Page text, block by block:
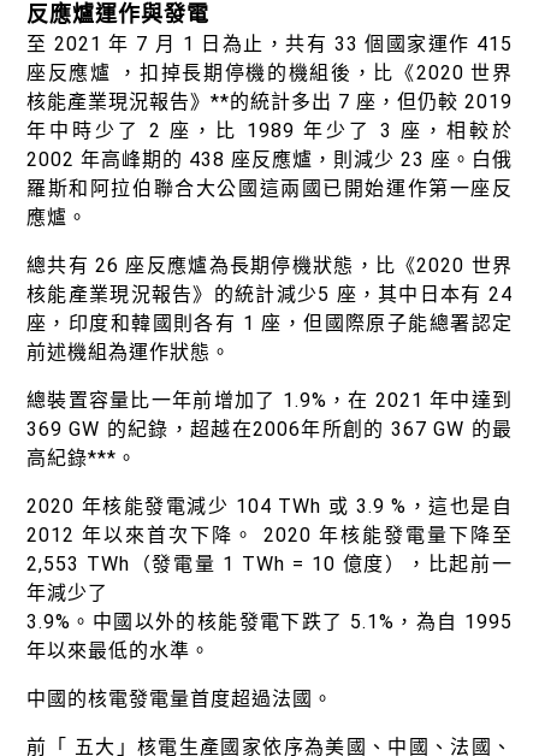
反應爐運作與發電
至 2021 年 7 月 1 日為止，共有 33 個國家運作 415
座反應爐 ，扣掉長期停機的機組後，比《2020 世界
核能產業現況報告》 **的統計多出 7 座，但仍較 2019
年中時少了 2 座，比 1989 年少了 3 座，相較於
2002 年高峰期的 438 座反應爐，則減少 23 座。白俄
羅斯和阿拉伯聯合大公國這兩國已開始運作第一座反
應爐。
總共有 26 座反應爐為長期停機狀態，比《2020 世界
核能產業現況報告》的統計減少5 座，其中日本有 24
座，印度和韓國則各有 1 座，但國際原子能總署認定
前述機組為運作狀態。
總裝置容量比一年前增加了 1.9%，在 2021 年中達到
369 GW 的紀錄，超越在2006年所創的 367 GW 的最
高紀錄*** 。
2020 年核能發電減少 104 TWh 或 3.9 %，這也是自
2012 年以來首次下降。 2020 年核能發電量下降至
2,553 TWh（發電量 1 TWh = 10 億度），比起前一
年減少了
3.9%。中國以外的核能發電下跌了 5.1%，為自 1995
年以來最低的水準。
中國的核電發電量首度超過法國。
前「 五大」核電生產國家依序為美國、中國、法國、